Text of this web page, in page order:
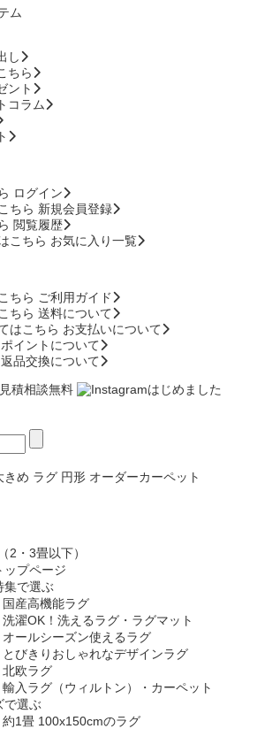
ム
し
ちら
ント
コラム
ログイン
新規会員登録
閲覧履歴
お気に入り一覧
ご利用ガイド
送料について
お支払いについて
ポイントについて
返品交換について
きめ ラグ 円形 オーダーカーペット
2・3畳以下）
ップページ
集で選ぶ
国産高機能ラグ
洗濯OK！洗えるラグ・ラグマット
オールシーズン使えるラグ
とびきりおしゃれなデザインラグ
北欧ラグ
輸入ラグ（ウィルトン）・カーペット
で選ぶ
約1畳 100x150cmのラグ